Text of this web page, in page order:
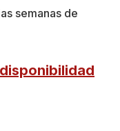
semanas de